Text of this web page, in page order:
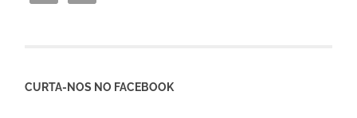
CURTA-NOS NO FACEBOOK